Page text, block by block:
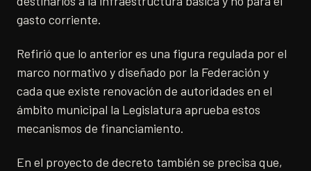
gasto corriente.
Refirió que lo anterior es una figura regulada por el
marco normativo y diseñado por la Federación y
cada que existe renovación de autoridades en el
ámbito municipal la Legislatura aprueba estos
mecanismos de financiamiento.
En el proyecto de decreto también se precisa que,